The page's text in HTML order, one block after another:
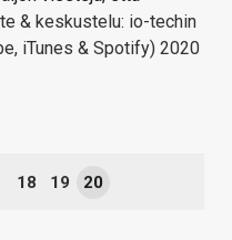
& keskustelu: io-techin
iTunes & Spotify) 2020
18 19 20